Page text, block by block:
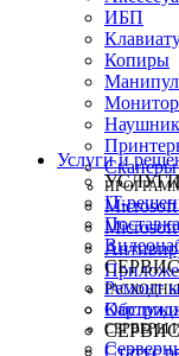
ИБП
Копиры
Сканеры
СЕРВЕРЫ
Услуги и
IT-
Ремонт
Статус